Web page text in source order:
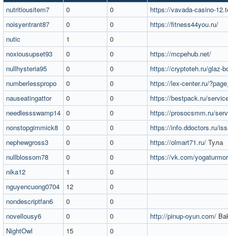
nutritiousitem7
0 0
https://vavada-casino-
noisyentrant87
0 0
https://fitness44you.ru/
nutic
1
0
noxiousupset93
0 0
https://mcpehub.net/
nullhysteria95
0 0
https://cryptoteh.ru/glaz-
numberlesspropo
0 0
https://lex-center.ru/
nauseatingattor
0 0
https://bestpack.ru/
needlessswamp14 0 0
https://prosocsmm.ru/
nonstopgimmick8
0 0
https://info.ddoctors.ru/
nephewgross3
0 0 https://olmart71.ru/ Тула
nullblossom78
0 0
https://vk.com/
nika12
1
0
nguyencuong0704
12
0
nondescriptfan6
0
0
novellousy6
0 0 http://pinup-oyun.com/
NightOwl
15
0